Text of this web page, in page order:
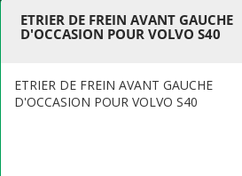
ETRIER DE FREIN AVANT GAUCHE
D'OCCASION POUR VOLVO S40
ETRIER DE FREIN AVANT GAUCHE
D'OCCASION POUR VOLVO S40